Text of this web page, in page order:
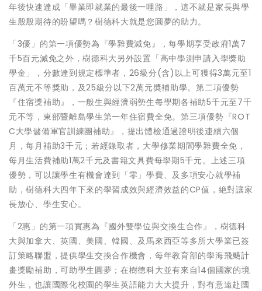
年後快速達成「畢業即就業的最後一哩路」，這不就是家長與學
生殷殷期待的盼望嗎？樹德科大就是您圓夢的助力。
「3優」的第一項優勢為『學雜費減免』，每學期享受政府1萬7
千5百元減免之外，樹德科大另外設置「高中學測申請入學獎助
學金」，分數達到規定標準者，26級分(含)以上可獲得3萬元至1
百萬元不等獎助，及25級分以下2萬元奬補助學。第二項優勢
『住宿獎補助』，一般生與經濟弱勢生每學期各補助5千元至7千
元不等，東部暨離島學生第一年住宿費全免。第三項優勢『ROT
C大學儲備軍官訓練團補助』，提出體檢通過證明後連續六個
月，每月補助3千元；若經錄取者，大學修業期間學雜費全免，
每月生活費補助1萬2千元及書籍文具費每學期5千元。上述三項
優勢，可以讓學生有機會達到「零」學費、及多項安心就學補
助，樹德科大四年下來的學習成效與經濟效益的CP值，絶對讓家
長放心、學生安心。
「2惠」的第一項實惠為『國外雙學位與交換生合作』，樹德科
大與加拿大、英國、美國、韓國、及馬來西亞等多所大學業已簽
訂策略聯盟，提供學生交換合作機會，每年教育部的學海飛颺計
畫獎勵補助，可助學生圓夢；在樹德科大並有來自14個國家的境
外生，也讓國際化校園的學生英語能力大大提升，對有意遠赴國